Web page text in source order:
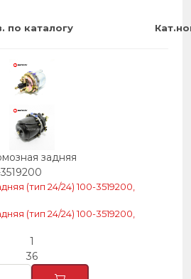
по каталогу
задняя
(тип 24/24) 100-3519200,
(тип 24/24) 100-3519200,
1
36